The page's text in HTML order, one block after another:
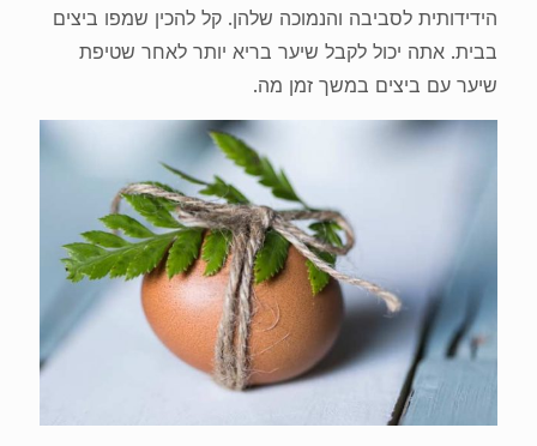
הידידותית לסביבה והנמוכה שלהן. קל להכין שמפו ביצים
בבית. אתה יכול לקבל שיער בריא יותר לאחר שטיפת
שיער עם ביצים במשך זמן מה.